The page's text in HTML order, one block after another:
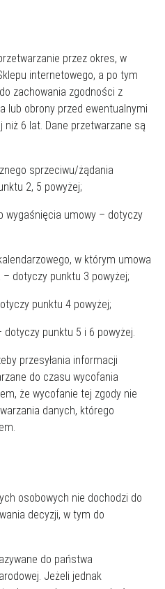
przez okres, w
internetowego, a po tym
zachowania zgodności z
lub obrony przed ewentualnymi
niż 6 lat. Dane przetwarzane są
sprzeciwu/żądania
2, 5 powyżej;
wygaśnięcia umowy – dotyczy
w którym umowa
– dotyczy punktu 3 powyżej;
punktu 4 powyżej;
punktu 5 i 6 powyżej.
przesyłania informacji
do czasu wycofania
że wycofanie tej zgody nie
danych, którego
osobowych nie dochodzi do
decyzji, w tym do
do państwa
Jeżeli jednak